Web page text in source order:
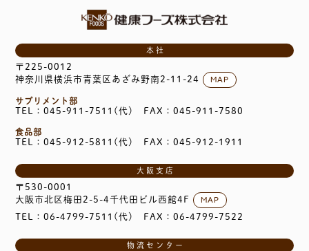
本社
〒225-0012
神奈川県横浜市青葉区あざみ野南2-11-24
MAP
サプリメント部
TEL：045-911-7511(代) FAX：045-911-7580
食品部
TEL：045-912-5811(代) FAX：045-912-1911
大阪支店
〒530-0001
大阪市北区梅田2-5-4千代田ビル西館4F
MAP
TEL：06-4799-7511(代) FAX：06-4799-7522
物流センター